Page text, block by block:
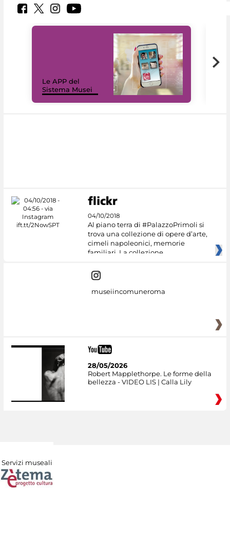
Le APP del
Sistema Musei
04/10/2018
Al piano terra di #PalazzoPrimoli si
trova una collezione di opere d’arte,
cimeli napoleonici, memorie
familiari. La collezione
museiincomuneroma
28/05/2026
Robert Mapplethorpe. Le forme della
bellezza - VIDEO LIS | Calla Lily
Servizi museali